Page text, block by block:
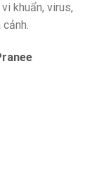
khuẩn, virus,
cảnh.